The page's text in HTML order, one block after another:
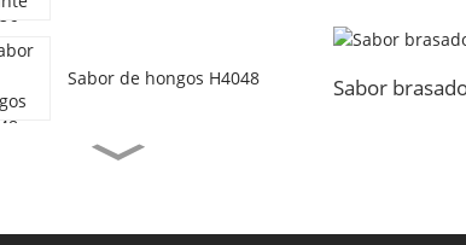
Sabor de hongos H4048 Sabor